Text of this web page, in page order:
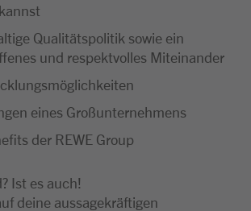
Qualitätspolitik sowie ein
und respektvolles Miteinander
eines Großunternehmens
der REWE Group
Ist es auch!
deine aussagekräftigen